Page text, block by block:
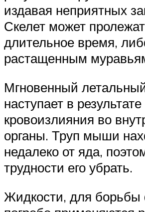
издавая неприятных
Скелет может
длительное время,
растащенным
Мгновенный
наступает в результате
кровоизлияния во
органы. Труп мыши
недалеко от яда,
трудности его убрать.
Жидкости, для